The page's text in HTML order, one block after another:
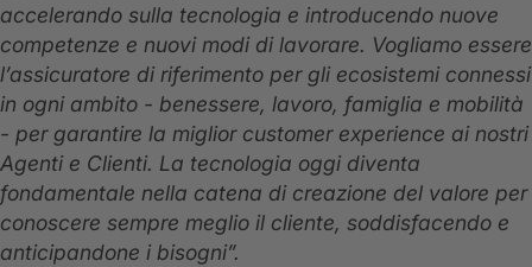
accelerando sulla tecnologia e introducendo nuove
competenze e nuovi modi di lavorare. Vogliamo essere
l’assicuratore di riferimento per gli ecosistemi connessi
in ogni ambito - benessere, lavoro, famiglia e mobilità
- per garantire la miglior customer experience ai nostri
Agenti e Clienti. La tecnologia oggi diventa
fondamentale nella catena di creazione del valore per
conoscere sempre meglio il cliente, soddisfacendo e
anticipandone i bisogni”.